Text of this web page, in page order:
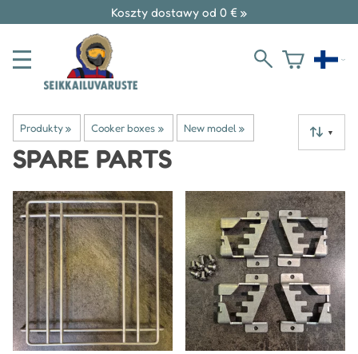
Koszty dostawy od 0 € »
Produkty‪» Cooker boxes ‪» New model ‪» ▼
SPARE PARTS